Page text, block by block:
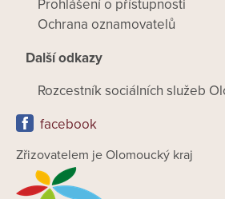
Prohlášení o přístupnosti
Ochrana oznamovatelů
Další odkazy
Rozcestník sociálních služeb
facebook
Zřizovatelem je Olomoucký kraj